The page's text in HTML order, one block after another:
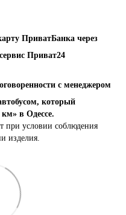
ПриватБанка через
Приват24
с менеджером
который
в Одессе.
при условии соблюдения
изделия.